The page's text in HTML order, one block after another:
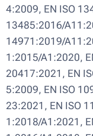
4:2009, EN ISO
13485:2016/
14971:2019/
1:2015/A1:2020,
20417:2021, EN
5:2009, EN ISO
23:2021, EN ISO
1:2018/A1:2021,